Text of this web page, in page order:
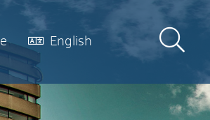
English